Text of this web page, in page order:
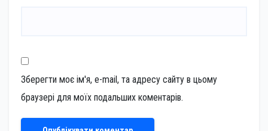
Зберегти моє ім'я, e-mail, та адресу сайту в цьому
браузері для моїх подальших коментарів.